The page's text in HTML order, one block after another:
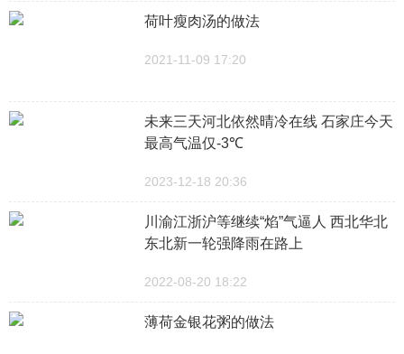
荷叶瘦肉汤的做法
2021-11-09 17:20
未来三天河北依然晴冷在线 石家庄今天
最高气温仅-3℃
2023-12-18 20:36
川渝江浙沪等继续“焰”气逼人 西北华北
东北新一轮强降雨在路上
2022-08-20 18:22
薄荷金银花粥的做法